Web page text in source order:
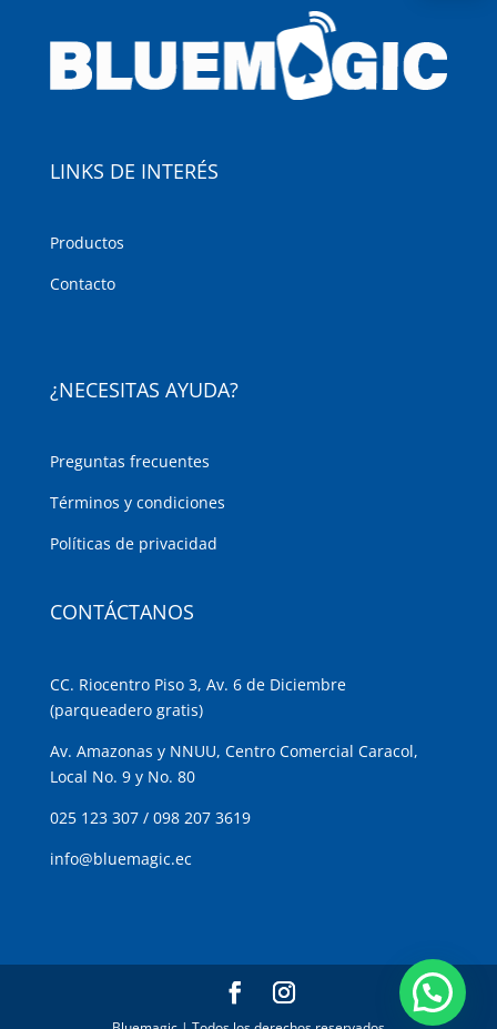
LINKS DE INTERÉS
Productos
Contacto
¿NECESITAS AYUDA?
Preguntas frecuentes
Términos y condiciones
Políticas de privacidad
CONTÁCTANOS
CC. Riocentro Piso 3, Av. 6 de Diciembre
(parqueadero gratis)
Av. Amazonas y NNUU, Centro Comercial Caracol,
Local No. 9 y No. 80
025 123 307 / 098 207 3619
info@bluemagic.ec